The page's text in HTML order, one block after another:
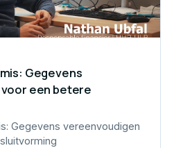
Gegevens
een betere
Gegevens vereenvoudigen